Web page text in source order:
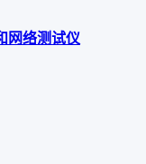
络测试仪